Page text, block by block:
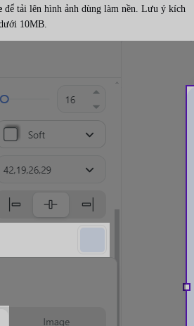
để tải lên hình ảnh dùng làm nền. Lưu ý kích
10MB.